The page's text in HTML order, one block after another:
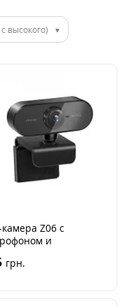
высокого)
Z06 с
и
грн.